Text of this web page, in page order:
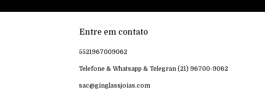
Entre em contato
5521967009062
Telefone & Whatsapp & Telegran (21) 96700-9062
sac@ginglassjoias.com